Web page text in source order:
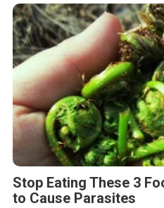
Stop Eating These 3
to Cause Parasites